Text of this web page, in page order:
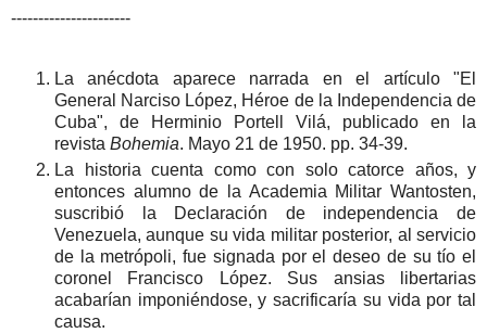
----------------------
La anécdota aparece narrada en el artículo "El
General Narciso López, Héroe de la Independencia de
Cuba", de Herminio Portell Vilá, publicado en la
revista Bohemia. Mayo 21 de 1950. pp. 34-39.
La historia cuenta como con solo catorce años, y
entonces alumno de la Academia Militar Wantosten,
suscribió la Declaración de independencia de
Venezuela, aunque su vida militar posterior, al servicio
de la metrópoli, fue signada por el deseo de su tío el
coronel Francisco López. Sus ansias libertarias
acabarían imponiéndose, y sacrificaría su vida por tal
causa.